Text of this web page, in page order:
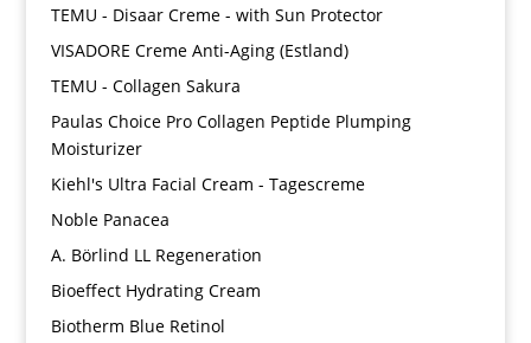
TEMU - Disaar Creme - with Sun Protector
VISADORE Creme Anti-Aging (Estland)
TEMU - Collagen Sakura
Paulas Choice Pro Collagen Peptide Plumping
Moisturizer
Kiehl's Ultra Facial Cream - Tagescreme
Noble Panacea
A. Börlind LL Regeneration
Bioeffect Hydrating Cream
Biotherm Blue Retinol